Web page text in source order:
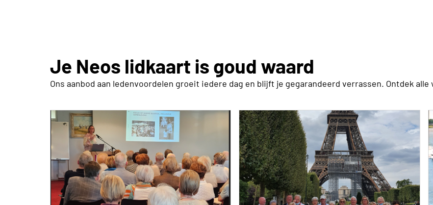
Je Neos lidkaart is goud waard
Ons aanbod aan ledenvoordelen groeit iedere dag en blijft je gegarandeerd verrassen. Ontdek